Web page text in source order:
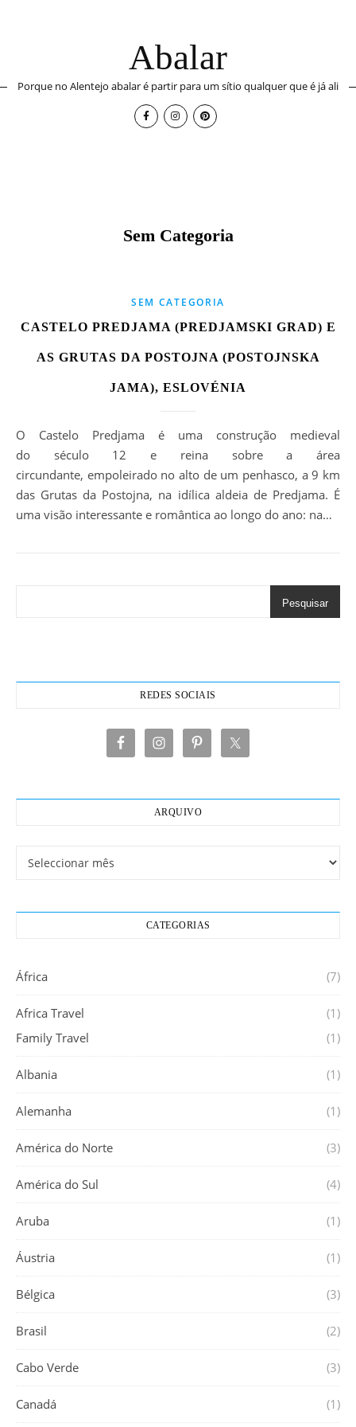
Abalar
Porque no Alentejo abalar é partir para um sítio qualquer que é já ali
Sem Categoria
SEM CATEGORIA
CASTELO PREDJAMA (PREDJAMSKI GRAD) E
AS GRUTAS DA POSTOJNA (POSTOJNSKA
JAMA), ESLOVÉNIA
O Castelo Predjama é uma construção medieval
do século 12 e reina sobre a área
circundante, empoleirado no alto de um penhasco, a 9 km
das Grutas da Postojna, na idílica aldeia de Predjama. É
uma visão interessante e romântica ao longo do ano: na…
Pesquisar
REDES SOCIAIS
ARQUIVO
Arquivo
CATEGORIAS
África (7)
Africa Travel
(1)
Family Travel
(1)
Albania (1)
Alemanha (1)
América do Norte (3)
América do Sul (4)
Aruba (1)
Áustria (1)
Bélgica (3)
Brasil (2)
Cabo Verde (3)
Canadá (1)